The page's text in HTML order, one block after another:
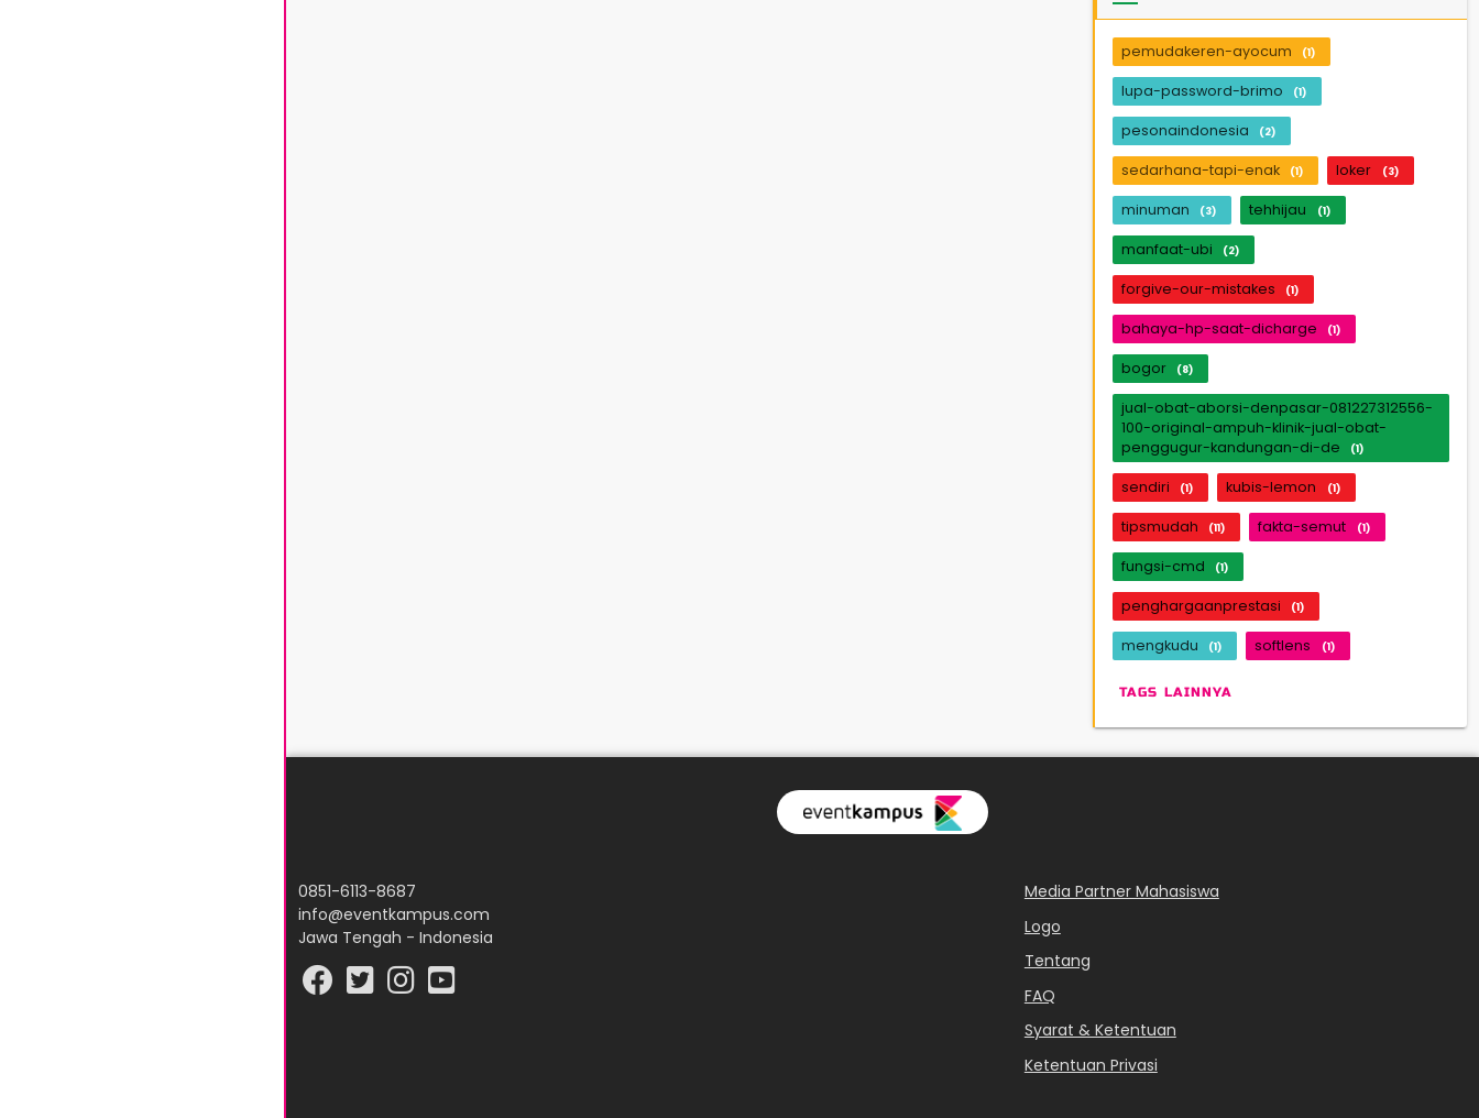
pemudakeren-ayocum (1)
lupa-password-brimo (1)
pesonaindonesia (2)
sedarhana-tapi-enak (1) loker (3)
minuman (3) tehhijau (1)
manfaat-ubi (2)
forgive-our-mistakes (1)
bahaya-hp-saat-dicharge (1)
bogor (8)
jual-obat-aborsi-denpasar-081227312556-
100-original-ampuh-klinik-jual-obat-
penggugur-kandungan-di-de
(1)
sendiri (1) kubis-lemon (1)
tipsmudah (11) fakta-semut (1)
fungsi-cmd (1)
penghargaanprestasi (1)
mengkudu (1) softlens (1)
TAGS LAINNYA
Media Partner Mahasiswa
Logo
Tentang
FAQ
Syarat & Ketentuan
Ketentuan Privasi
0851-6113-8687
info@eventkampus.com
Jawa Tengah - Indonesia